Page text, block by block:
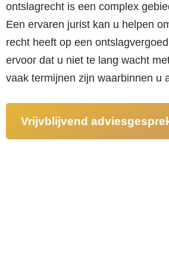
ontslagrecht is een complex
Een ervaren jurist kan u helpen
recht heeft op een
ervoor dat u niet te lang wacht
vaak termijnen zijn waarbinnen u
Vrijvblijvend